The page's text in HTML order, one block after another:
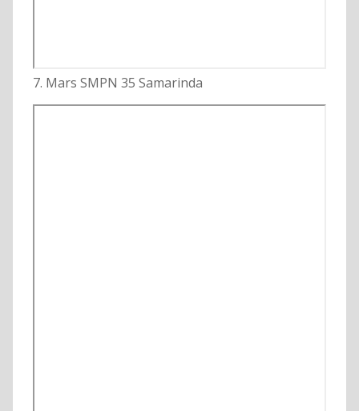
7. Mars SMPN 35 Samarinda